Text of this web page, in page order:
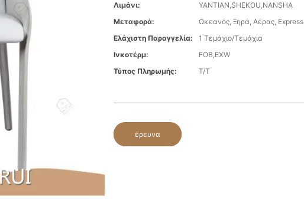
Λιμάνι:
YANTIAN,SHEKOU,NANSHA
Μεταφορά:
Ωκεανός, Ξηρά, Αέρας, Express
Ελάχιστη Παραγγελία:
1 Τεμάχιο/Τεμάχια
Ινκοτέρμ:
FOB,EXW
Τύπος Πληρωμής:
T/T
έρευνα